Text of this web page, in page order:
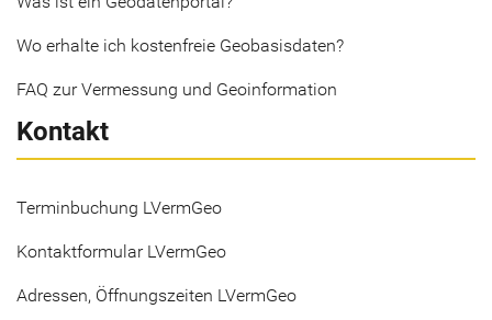
Wo erhalte ich kostenfreie Geobasisdaten?
FAQ zur Vermessung und Geoinformation
Kontakt
Terminbuchung LVermGeo
Kontaktformular LVermGeo
Adressen, Öffnungszeiten LVermGeo